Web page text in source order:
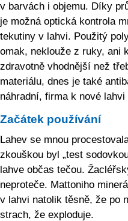
v barvách i objemu. Díky
je možná optická kontrola
tekutiny v lahvi. Použitý
omak, neklouže z ruky, ani
zdravotně vhodnější než
materiálu, dnes je také
náhradní, firma k nové
Začátek používání
Lahev se mnou
zkouškou byl „test
lahve občas tečou.
neproteče. Mattoniho
v lahvi natolik těsně, že po
strach, že exploduje.